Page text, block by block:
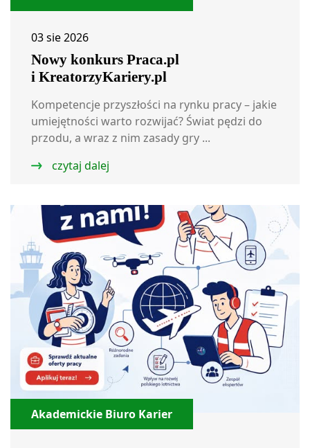
03 sie 2026
Nowy konkurs Praca.pl
i KreatorzyKariery.pl
Kompetencje przyszłości na rynku pracy – jakie
umiejętności warto rozwijać? Świat pędzi do
przodu, a wraz z nim zasady gry ...
czytaj dalej
Akademickie Biuro Karier